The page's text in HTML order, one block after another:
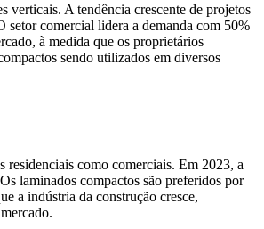
verticais. A tendência crescente de projetos
setor comercial lidera a demanda com 50%
à medida que os proprietários
sendo utilizados em diversos
residenciais como comerciais. Em 2023, a
laminados compactos são preferidos por
a indústria da construção cresce,